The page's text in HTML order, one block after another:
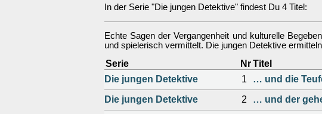
In der Serie "Die jungen Detektive" findest Du 4 Titel:
Echte Sagen der Vergangenheit und kulturelle
und spielerisch vermittelt. Die jungen Detektive
Serie Nr Titel
Die jungen Detektive
1 … und die
Die jungen Detektive
2 … und der